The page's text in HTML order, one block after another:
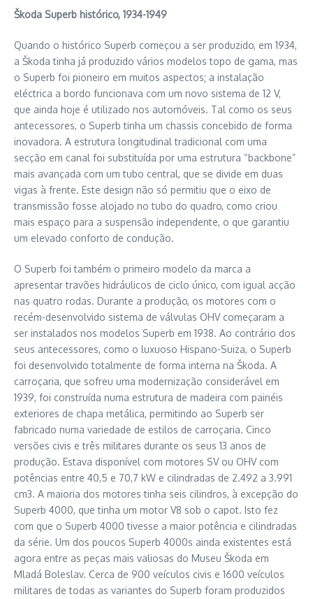
Škoda Superb histórico, 1934-1949
Quando o histórico Superb começou a ser produzido, em 1934,
a Škoda tinha já produzido vários modelos topo de gama, mas
o Superb foi pioneiro em muitos aspectos; a instalação
eléctrica a bordo funcionava com um novo sistema de 12 V,
que ainda hoje é utilizado nos automóveis. Tal como os seus
antecessores, o Superb tinha um chassis concebido de forma
inovadora. A estrutura longitudinal tradicional com uma
secção em canal foi substituída por uma estrutura “backbone”
mais avançada com um tubo central, que se divide em duas
vigas à frente. Este design não só permitiu que o eixo de
transmissão fosse alojado no tubo do quadro, como criou
mais espaço para a suspensão independente, o que garantiu
um elevado conforto de condução.
O Superb foi também o primeiro modelo da marca a
apresentar travões hidráulicos de ciclo único, com igual acção
nas quatro rodas. Durante a produção, os motores com o
recém-desenvolvido sistema de válvulas OHV começaram a
ser instalados nos modelos Superb em 1938. Ao contrário dos
seus antecessores, como o luxuoso Hispano-Suiza, o Superb
foi desenvolvido totalmente de forma interna na Škoda. A
carroçaria, que sofreu uma modernização considerável em
1939, foi construída numa estrutura de madeira com painéis
exteriores de chapa metálica, permitindo ao Superb ser
fabricado numa variedade de estilos de carroçaria. Cinco
versões civis e três militares durante os seus 13 anos de
produção. Estava disponível com motores SV ou OHV com
potências entre 40,5 e 70,7 kW e cilindradas de 2.492 a 3.991
cm3. A maioria dos motores tinha seis cilindros, à excepção do
Superb 4000, que tinha um motor V8 sob o capot. Isto fez
com que o Superb 4000 tivesse a maior potência e cilindradas
da série. Um dos poucos Superb 4000s ainda existentes está
agora entre as peças mais valiosas do Museu Škoda em
Mladá Boleslav. Cerca de 900 veículos civis e 1600 veículos
militares de todas as variantes do Superb foram produzidos